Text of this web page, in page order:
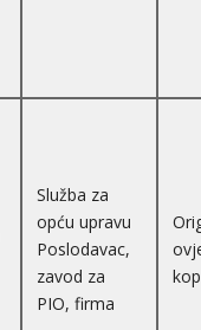
Služba za
opću upravu
Poslodavac,
zavod za
PIO, firma